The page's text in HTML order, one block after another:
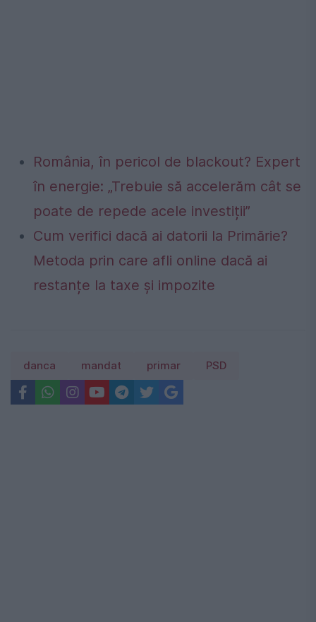
România, în pericol de blackout? Expert
în energie: „Trebuie să accelerăm cât se
poate de repede acele investiții”
Cum verifici dacă ai datorii la Primărie?
Metoda prin care afli online dacă ai
restanțe la taxe și impozite
danca mandat primar PSD